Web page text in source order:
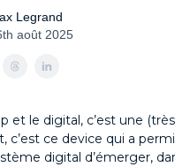
Legrand
août 2025
et le digital, c’est une
c’est ce device qui a
digital d’émerger,